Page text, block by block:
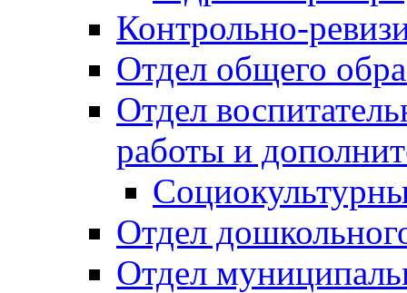
Контрольно-
Отдел общего
Отдел
работы и
Отдел
Отдел